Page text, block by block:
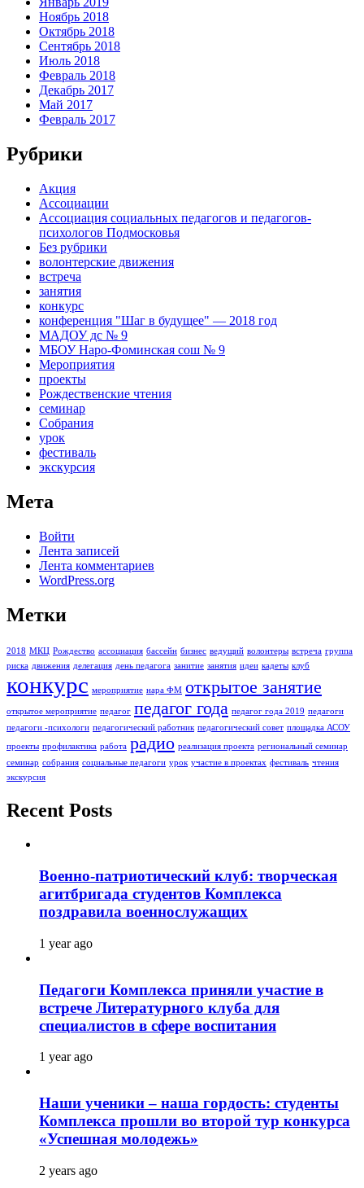
Ноябрь 2018
Октябрь 2018
Сентябрь 2018
Июль 2018
Февраль 2018
Декабрь 2017
Май 2017
Февраль 2017
Рубрики
Акция
Ассоциации
Ассоциация социальных педагогов и педагогов-
психологов Подмосковья
Без рубрики
волонтерские движения
встреча
занятия
конкурс
конференция "Шаг в будущее" — 2018 год
МАДОУ дс № 9
МБОУ Наро-Фоминская сош № 9
Мероприятия
проекты
Рождественские чтения
семинар
Собрания
урок
фестиваль
экскурсия
Мета
Войти
Лента записей
Лента комментариев
WordPress.org
Метки
2018 МКЦ Рождество ассоциация бассейн бизнес ведущий волонтеры встреча группа
риска движения делегация день педагога занитие занятия идеи кадеты клуб
конкурс мероприятие нара ФМ открытое занятие
открытое мероприятие педагог педагог года педагог года 2019 педагоги
педагоги -психологи педагогический работник педагогический совет площадка АСОУ
проекты профилактика работа радио реализация проекта региональный семинар
семинар собрания социальные педагоги урок участие в проектах фестиваль чтения
экскурсия
Recent Posts
Военно-патриотический клуб: творческая
агитбригада студентов Комплекса
поздравила военнослужащих
1 year ago
Педагоги Комплекса приняли участие в
встрече Литературного клуба для
специалистов в сфере воспитания
1 year ago
Наши ученики – наша гордость: студенты
Комплекса прошли во второй тур конкурса
«Успешная молодежь»
2 years ago